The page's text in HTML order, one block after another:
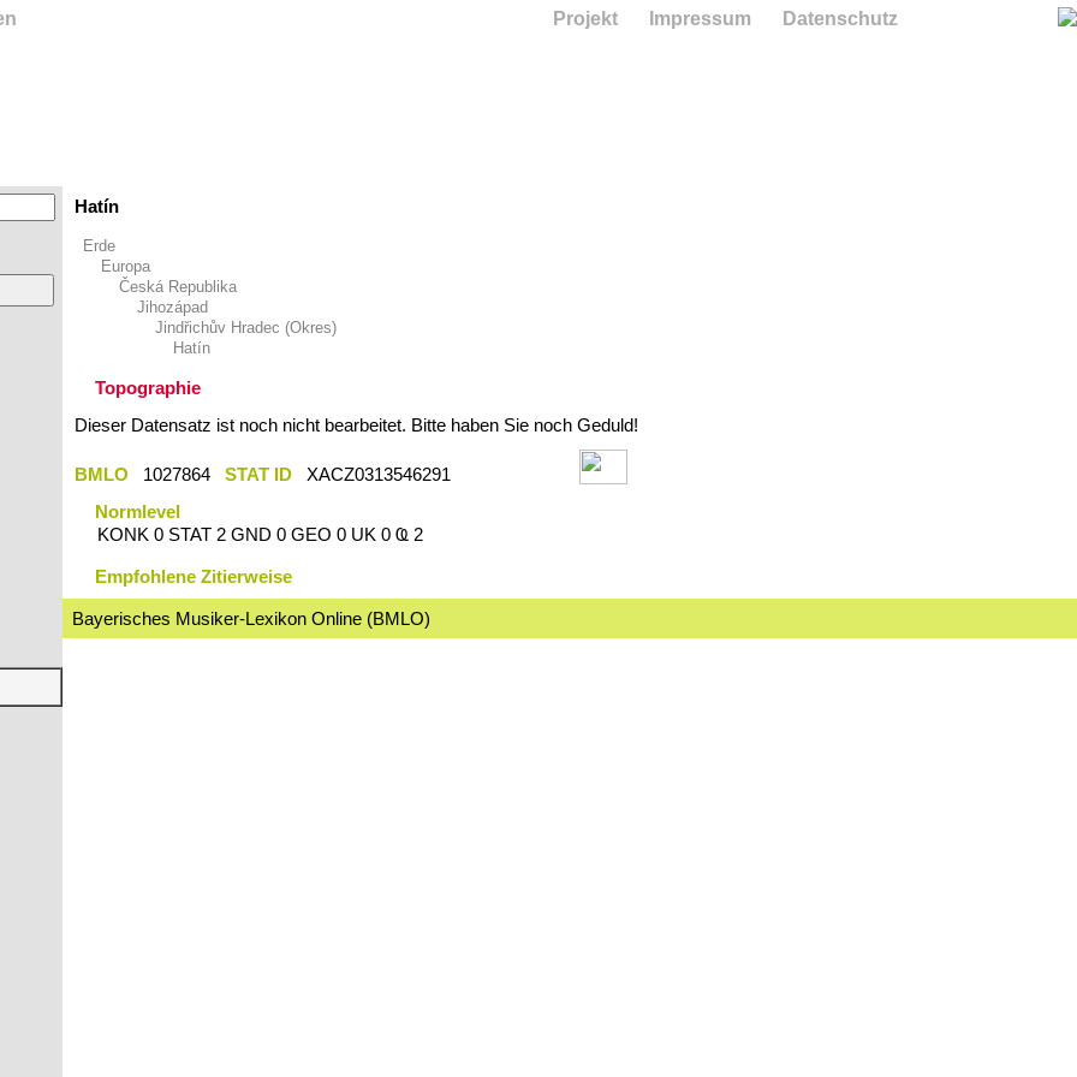
Hatín
Erde
Europa
Česká Republika
Jihozápad
Jindřichův Hradec (Okres)
Hatín
Topographie
Dieser Datensatz ist noch nicht bearbeitet. Bitte haben Sie noch Geduld!
BMLO 1027864 STAT ID
XACZ0313546291
Normlevel
KONK 0 STAT 2 GND 0 GEO 0 UK 0 Ҩ 2
Empfohlene Zitierweise
Bayerisches Musiker-Lexikon Online (BMLO)
Projekt Impressum Datenschutz